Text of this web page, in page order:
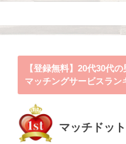
【登録無料】20代30代
マッチングサービスラン
マッチドッ